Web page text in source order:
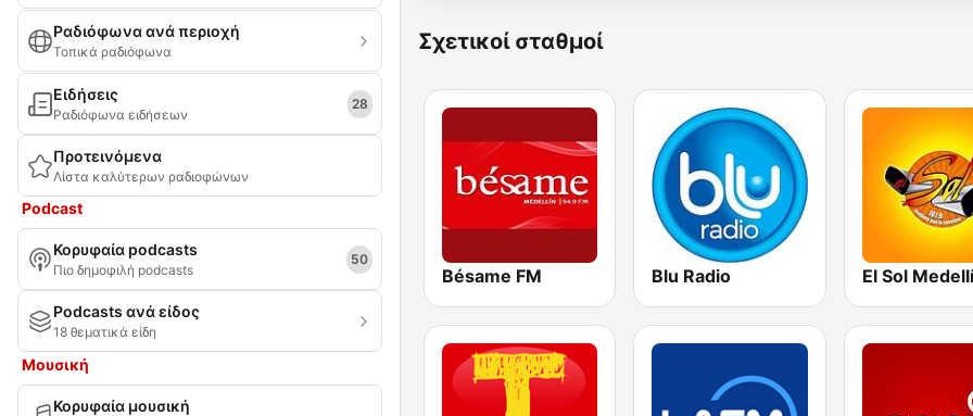
Ραδιόφωνα ανά περιοχή
Τοπικά ραδιόφωνα
Ειδήσεις
Ραδιόφωνα ειδήσεων
28
Προτεινόμενα
Λίστα καλύτερων ραδιοφώνων
Podcast
Κορυφαία podcasts
Πιο δημοφιλή podcasts
50
Podcasts ανά είδος
18 θεματικά είδη
Μουσική
Κορυφαία μουσική
Σχετικοί σταθμοί
Bésame FM Blu Radio El Sol